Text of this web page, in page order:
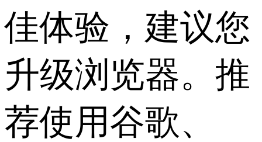
佳体验，建议您
升级浏览器。推
荐使用谷歌、